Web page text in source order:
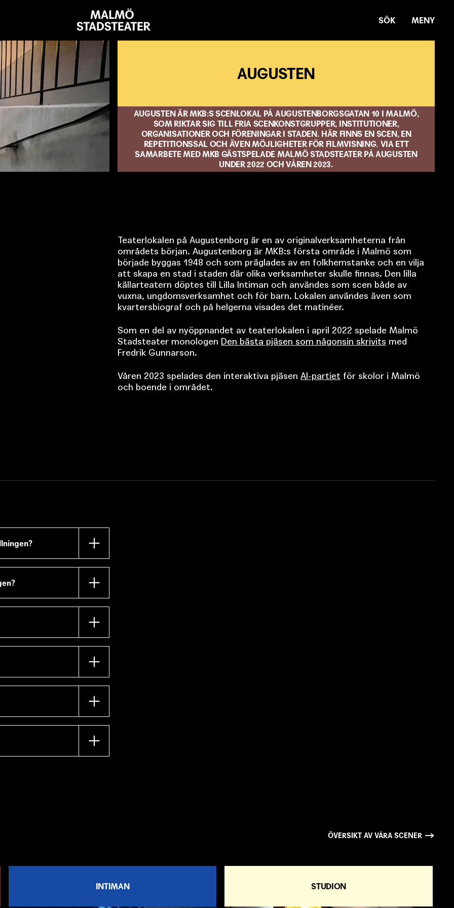
Stadsteater
SÖK MENY
AUGUSTEN
AUGUSTEN ÄR MKB:S SCENLOKAL PÅ AUGUSTENBORGSGATAN 10 I MALMÖ,
SOM RIKTAR SIG TILL FRIA SCENKONSTGRUPPER, INSTITUTIONER,
ORGANISATIONER OCH FÖRENINGAR I STADEN. HÄR FINNS EN SCEN, EN
REPETITIONSSAL OCH ÄVEN MÖJLIGHETER FÖR FILMVISNING. VIA ETT
SAMARBETE MED MKB GÄSTSPELADE MALMÖ STADSTEATER PÅ AUGUSTEN
UNDER 2022 OCH VÅREN 2023.
Teaterlokalen på Augustenborg är en av originalverksamheterna från
områdets början. Augustenborg är MKB:s första område i Malmö som
började byggas 1948 och som präglades av en folkhemstanke och en vilja
att skapa en stad i staden där olika verksamheter skulle finnas. Den lilla
källarteatern döptes till Lilla Intiman och användes som scen både av
vuxna, ungdomsverksamhet och för barn. Lokalen användes även som
kvartersbiograf och på helgerna visades det matinéer.
Som en del av nyöppnandet av teaterlokalen i april 2022 spelade Malmö
Stadsteater monologen Den bästa pjäsen som någonsin skrivits med
Fredrik Gunnarson.
Våren 2023 spelades den interaktiva pjäsen AI-partiet för skolor i Malmö
och boende i området.
ÖVERSIKT AV VÅRA SCENER
INTIMAN STUDION